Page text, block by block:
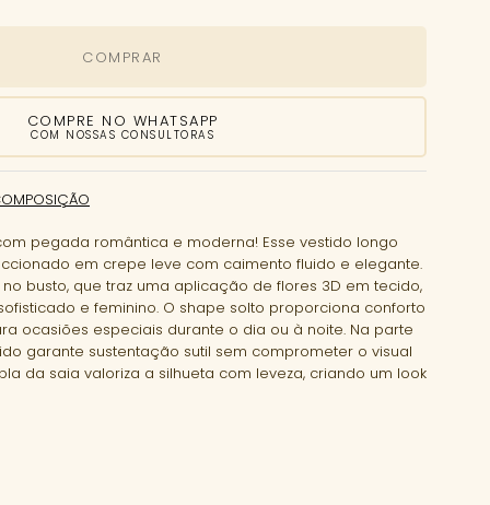
COMPRAR
COMPRE NO WHATSAPP
COM NOSSAS CONSULTORAS
pegada romântica e moderna! Esse vestido longo
em crepe leve com caimento fluido e elegante.
busto, que traz uma aplicação de flores 3D em tecido,
e feminino. O shape solto proporciona conforto
ocasiões especiais durante o dia ou à noite. Na parte
garante sustentação sutil sem comprometer o visual
da saia valoriza a silhueta com leveza, criando um look